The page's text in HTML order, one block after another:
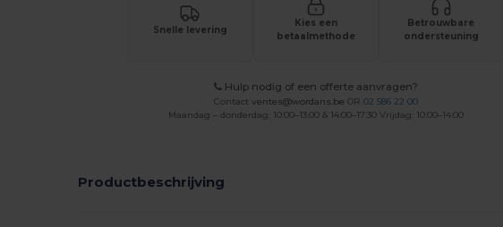
Snelle levering
Kies een
betaalmethode
Betrouwbare
ondersteuning
Hulp nodig of een offerte aanvragen?
Contact ventes@wordans.be OR 02 586 22 00
Maandag – donderdag: 10:00–13:00 & 14:00–17:30 Vrijdag: 10:00–14:00
Productbeschrijving